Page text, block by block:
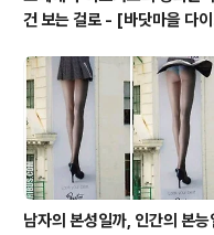
건 보는 걸로 - [바닷마을 다이
남자의 본성일까, 인간의 본능